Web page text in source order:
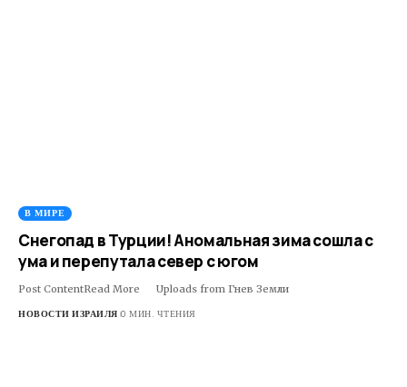
В МИРЕ
Снегопад в Турции! Аномальная зима сошла с
ума и перепутала север с югом
Post ContentRead More ​ ​ ​Uploads from Гнев Земли
НОВОСТИ ИЗРАИЛЯ 0 МИН. ЧТЕНИЯ